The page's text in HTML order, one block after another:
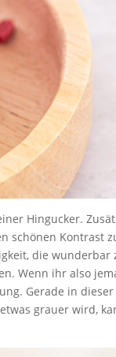
Hingucker.
schönen Kontrast
die wunderbar
Wenn ihr also
Gerade in
grauer wird,